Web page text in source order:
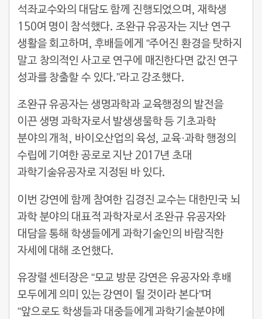
석좌교수와의 대담도 함께 진행되었으며, 재학생
150여 명이 참석했다. 조완규 유공자는 지난 연구
생활을 회고하며, 후배들에게 “주어진 환경을 탓하지
말고 창의적인 사고로 연구에 매진한다면 값진 연구
성과를 창출할 수 있다.”라고 강조했다.
조완규 유공자는 생명과학과 교육행정의 발전을
이끈 생명 과학자로서 발생생물학 등 기초과학
분야의 개척, 바이오산업의 육성, 교육·과학 행정의
수립에 기여한 공로로 지난 2017년 초대
과학기술유공자로 지정된 바 있다.
이번 강연에 함께 참여한 김경진 교수는 대한민국 뇌
과학 분야의 대표적 과학자로서 조완규 유공자와
대담을 통해 학생들에게 과학기술인의 바람직한
자세에 대해 조언했다.
유장렬 센터장은 “모교 방문 강연은 유공자와 후배
모두에게 의미 있는 강연이 될 것이라 본다”며
“앞으로도 학생들과 대중들에게 과학기술분야에